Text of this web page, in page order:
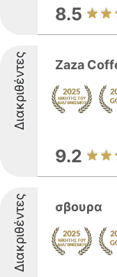
8.5
Διακριθέντες Zaza
9.2
Διακριθέντες σβουρα